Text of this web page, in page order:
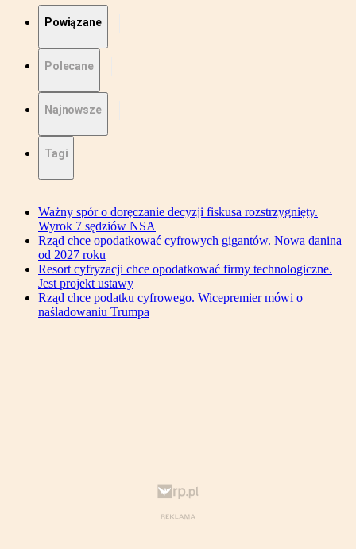
Powiązane
Polecane
Najnowsze
Tagi
Ważny spór o doręczanie decyzji fiskusa rozstrzygnięty.
Wyrok 7 sędziów NSA
Rząd chce opodatkować cyfrowych gigantów. Nowa danina
od 2027 roku
Resort cyfryzacji chce opodatkować firmy technologiczne.
Jest projekt ustawy
Rząd chce podatku cyfrowego. Wicepremier mówi o
naśladowaniu Trumpa